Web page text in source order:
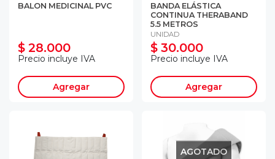
BALON MEDICINAL PVC
$ 28.000
Precio incluye IVA
Agregar
BANDA ELÁSTICA
CONTINUA THERABAND
5.5 METROS
UNIDAD
$ 30.000
Precio incluye IVA
Agregar
AGOTADO